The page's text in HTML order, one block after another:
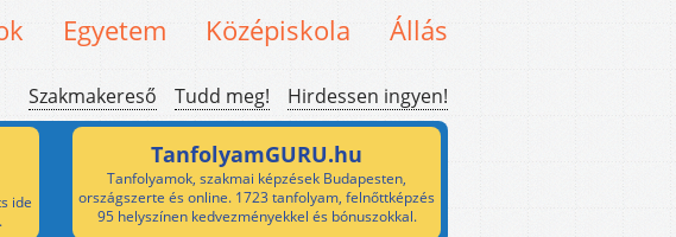
Egyetem Középiskola Állás
Szakmakereső Tudd meg! Hirdessen ingyen!
ide
TanfolyamGURU.hu
Tanfolyamok, szakmai képzések Budapesten,
országszerte és online. 1723 tanfolyam, felnőttképzés
95 helyszínen kedvezményekkel és bónuszokkal.